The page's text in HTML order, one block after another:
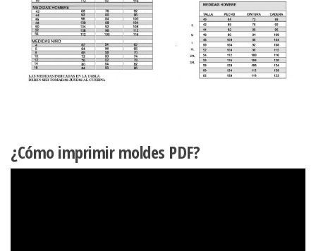
¿Cómo imprimir moldes PDF?